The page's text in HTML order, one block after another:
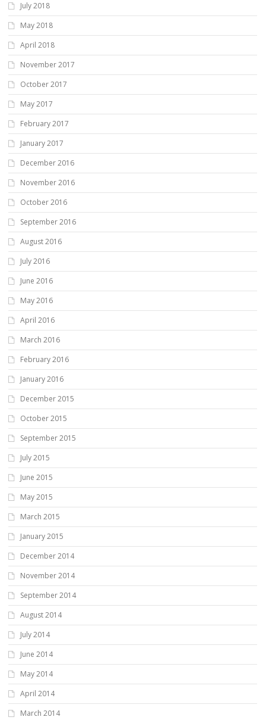
July 2018
May 2018
April 2018
November 2017
October 2017
May 2017
February 2017
January 2017
December 2016
November 2016
October 2016
September 2016
August 2016
July 2016
June 2016
May 2016
April 2016
March 2016
February 2016
January 2016
December 2015
October 2015
September 2015
July 2015
June 2015
May 2015
March 2015
January 2015
December 2014
November 2014
September 2014
August 2014
July 2014
June 2014
May 2014
April 2014
March 2014